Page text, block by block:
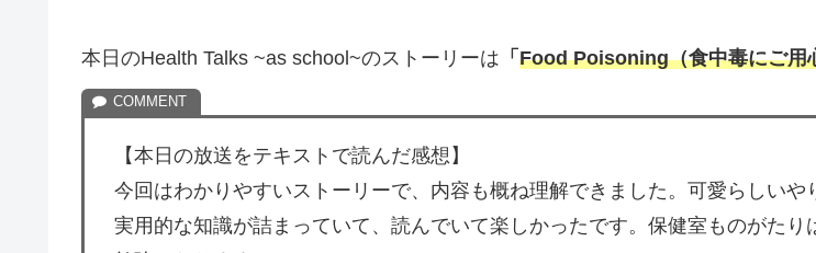
本日のHealth Talks ~as school~のストーリーは 「 Food Poisoning（食中毒にご用
【本日の放送をテキストで読んだ感想】
今回はわかりやすいストーリーで、内容も概ね理解できました。可愛らしいや
実用的な知識が詰まっていて、読んでいて楽しかったです。保健室ものがたり